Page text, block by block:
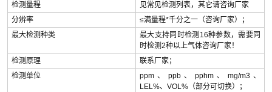
检测量程
见常见检测列表，其它请咨询厂家
分辨率
≤满量程*千分之一（咨询厂家）；
最大检测种类
最大支持同时检测16种参数，需要同
时检测2种以上气体咨询厂家！
检测原理
联系厂家；
检测单位
ppm、ppb、pphm、mg/m3、
LEL%、VOL%（部分可切换）；